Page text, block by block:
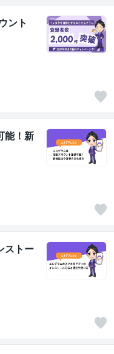
ント
能！新
ストー